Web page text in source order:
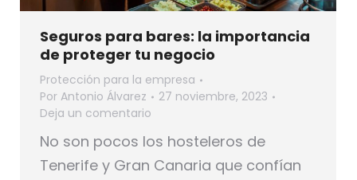
Seguros para bares: la importancia
de proteger tu negocio
Protección para la empresa
Por Antonio Álvarez
27 noviembre, 2023
Deja un comentario
No son pocos los hosteleros de
Tenerife y Gran Canaria que confían